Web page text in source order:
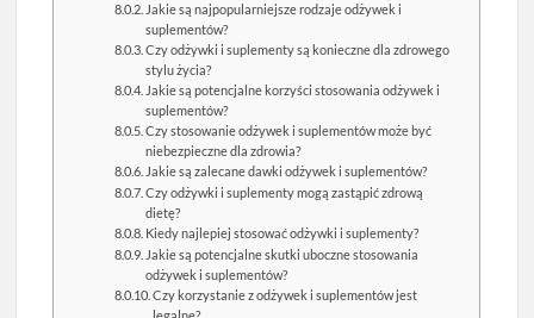
Jakie są najpopularniejsze rodzaje odżywek i
suplementów?
Czy odżywki i suplementy są konieczne dla zdrowego
stylu życia?
Jakie są potencjalne korzyści stosowania odżywek i
suplementów?
Czy stosowanie odżywek i suplementów może być
niebezpieczne dla zdrowia?
Jakie są zalecane dawki odżywek i suplementów?
Czy odżywki i suplementy mogą zastąpić zdrową
dietę?
Kiedy najlepiej stosować odżywki i suplementy?
Jakie są potencjalne skutki uboczne stosowania
odżywek i suplementów?
Czy korzystanie z odżywek i suplementów jest